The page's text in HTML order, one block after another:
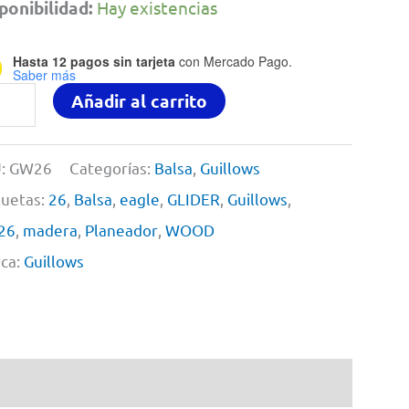
Hay existencias
Hasta 12 pagos sin tarjetacon Mercado Pago.
Saber más
Añadir al carrito
GW26 Categorías: Balsa Guillows
26 Balsa eagle GLIDER Guillows
madera Planeador, WOOD
Guillows